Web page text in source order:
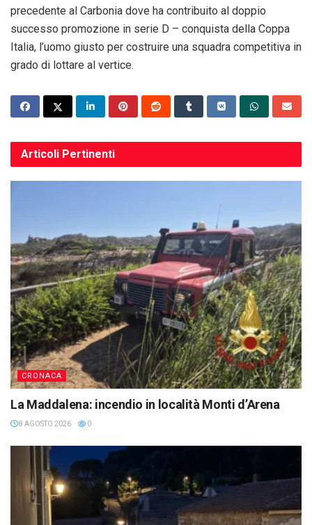
precedente al Carbonia dove ha contribuito al doppio
successo promozione in serie D – conquista della Coppa
Italia, l’uomo giusto per costruire una squadra competitiva in
grado di lottare al vertice.
Articoli Pertinenti
CRONACA
La Maddalena: incendio in località Monti d’Arena
8 AGOSTO 2026 0